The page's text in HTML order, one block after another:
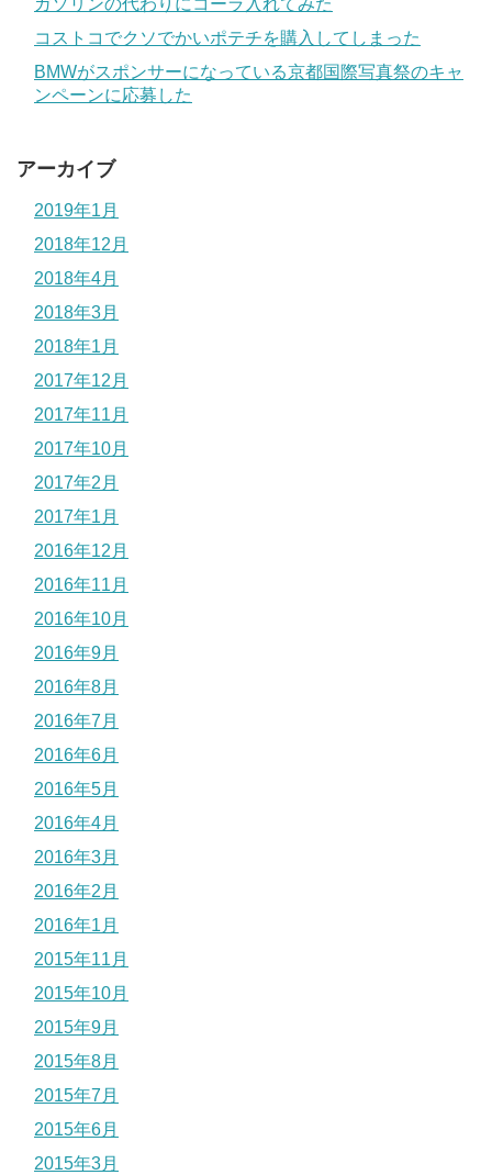
ガソリンの代わりにコーラ入れてみた
コストコでクソでかいポテチを購入してしまった
BMWがスポンサーになっている京都国際写真祭のキャ
ンペーンに応募した
アーカイブ
2019年1月
2018年12月
2018年4月
2018年3月
2018年1月
2017年12月
2017年11月
2017年10月
2017年2月
2017年1月
2016年12月
2016年11月
2016年10月
2016年9月
2016年8月
2016年7月
2016年6月
2016年5月
2016年4月
2016年3月
2016年2月
2016年1月
2015年11月
2015年10月
2015年9月
2015年8月
2015年7月
2015年6月
2015年3月